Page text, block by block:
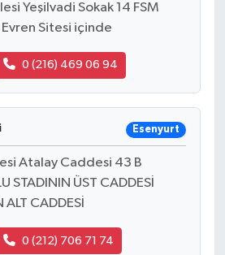
Yeşilvadi Sokak 14 FSM
Evren Sitesi içinde
0 (216) 469 06 94
Esenyurt
Atalay Caddesi 43 B
STADININ ÜST CADDESİ
ALT CADDESİ
0 (212) 706 71 74